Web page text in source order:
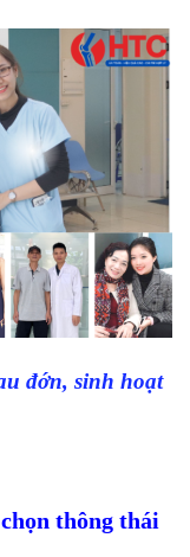
đớn, sinh hoạt
thông thái